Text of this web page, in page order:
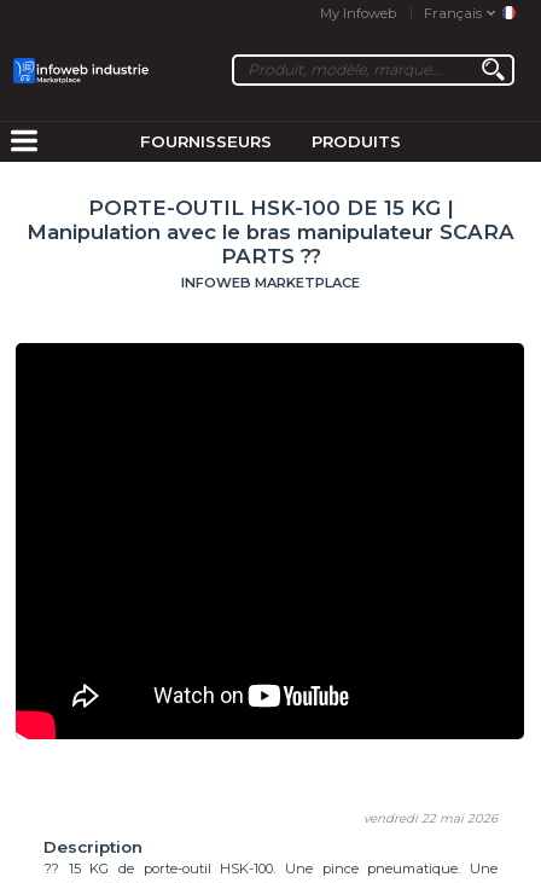
My Infoweb Français
FOURNISSEURS PRODUITS
PORTE-OUTIL HSK-100 DE 15 KG |
Manipulation avec le bras manipulateur SCARA
PARTS ??
INFOWEB MARKETPLACE
vendredi 22 mai 2026
Description
?? 15 KG de porte-outil HSK-100. Une pince pneumatique. Une